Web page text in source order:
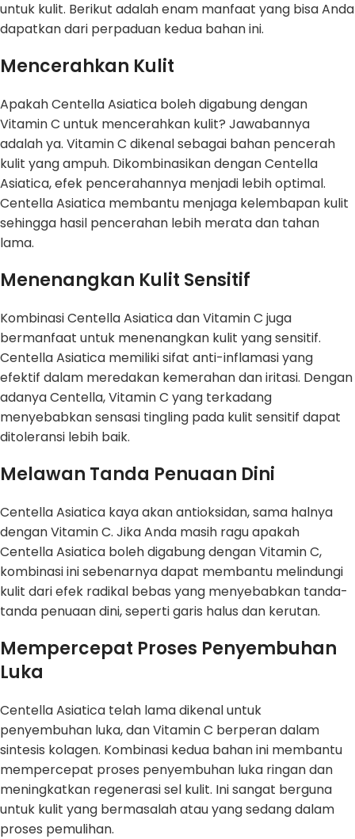
untuk kulit. Berikut adalah enam manfaat yang bisa Anda
dapatkan dari perpaduan kedua bahan ini.
Mencerahkan Kulit
Apakah Centella Asiatica boleh digabung dengan
Vitamin C untuk mencerahkan kulit? Jawabannya
adalah ya. Vitamin C dikenal sebagai bahan pencerah
kulit yang ampuh. Dikombinasikan dengan Centella
Asiatica, efek pencerahannya menjadi lebih optimal.
Centella Asiatica membantu menjaga kelembapan kulit
sehingga hasil pencerahan lebih merata dan tahan
lama.
Menenangkan Kulit Sensitif
Kombinasi Centella Asiatica dan Vitamin C juga
bermanfaat untuk menenangkan kulit yang sensitif.
Centella Asiatica memiliki sifat anti-inflamasi yang
efektif dalam meredakan kemerahan dan iritasi. Dengan
adanya Centella, Vitamin C yang terkadang
menyebabkan sensasi tingling pada kulit sensitif dapat
ditoleransi lebih baik.
Melawan Tanda Penuaan Dini
Centella Asiatica kaya akan antioksidan, sama halnya
dengan Vitamin C. Jika Anda masih ragu apakah
Centella Asiatica boleh digabung dengan Vitamin C,
kombinasi ini sebenarnya dapat membantu melindungi
kulit dari efek radikal bebas yang menyebabkan tanda-
tanda penuaan dini, seperti garis halus dan kerutan.
Mempercepat Proses Penyembuhan
Luka
Centella Asiatica telah lama dikenal untuk
penyembuhan luka, dan Vitamin C berperan dalam
sintesis kolagen. Kombinasi kedua bahan ini membantu
mempercepat proses penyembuhan luka ringan dan
meningkatkan regenerasi sel kulit. Ini sangat berguna
untuk kulit yang bermasalah atau yang sedang dalam
proses pemulihan.